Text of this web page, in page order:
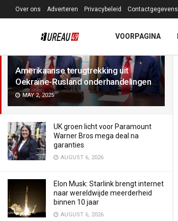
LATEST TRENDING Filter
Amerikaanse terugtrekking uit
Oekraïne-Rusland onderhandelingen
MAY 2, 2025
UK groen licht voor Paramount
Warner Bros mega deal na
garanties
AUGUST 6, 2026
Elon Musk: Starlink brengt internet
naar wereldwijde meerderheid
binnen 10 jaar
AUGUST 6, 2026
Over ons Adverteren Privacybeleid Contactgegevens
VOORPAGINA